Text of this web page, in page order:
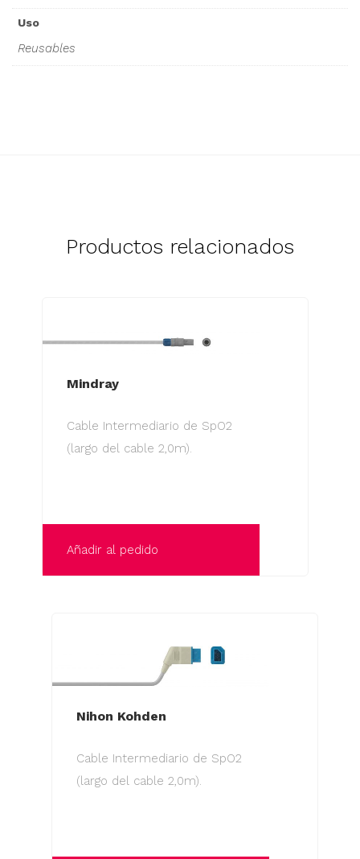
Uso
Reusables
Productos relacionados
Mindray
Cable Intermediario de SpO2
(largo del cable 2,0m).
Añadir al pedido
Nihon Kohden
Cable Intermediario de SpO2
(largo del cable 2,0m).